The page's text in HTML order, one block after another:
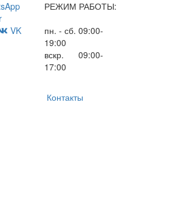
VK
РЕЖИМ РАБОТЫ:
пн. - сб. 09:00-
19:00
вскр. 09:00-
17:00
Контакты